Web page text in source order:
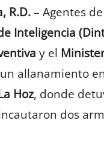
R.D.– Agentes
Inteligencia
y el
allanamiento
Hoz, donde
dos